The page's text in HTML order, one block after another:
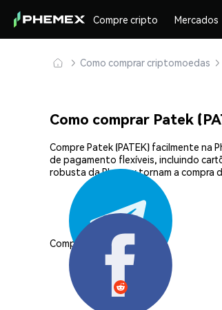
Compre cripto Mercados
Como comprar criptomoedas
Como comprar Patek
Compre Patek (PATEK) facilmente
de pagamento flexíveis, incluindo
robusta da Phemex tornam a compra
Compartilhar: